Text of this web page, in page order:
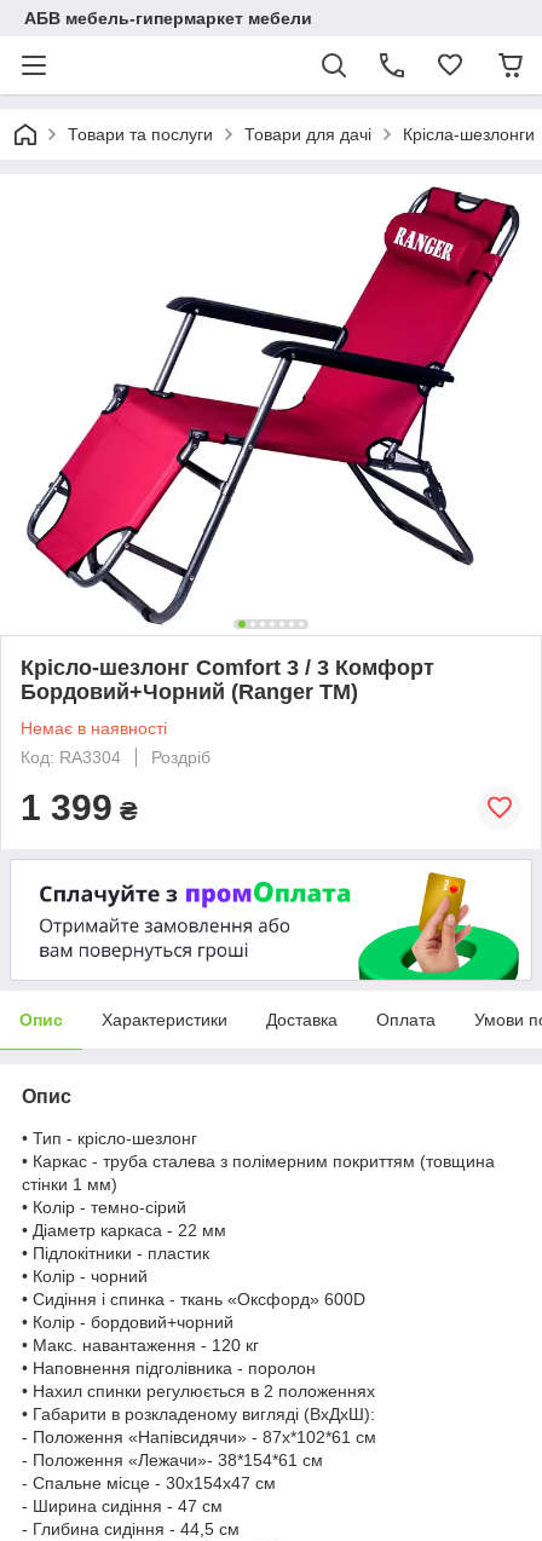
АБВ мебель-гипермаркет мебели
Товари та послуги Товари для дачі Крісла-шезлонги
Крісло-шезлонг Comfort 3 / 3 Комфорт
Бордовий+Чорний (Ranger TM)
Немає в наявності
Код: RA3304
Роздріб
1 399 ₴
Опис Характеристики Доставка Оплата Умови
Опис
• Тип - крісло-шезлонг
• Каркас - труба сталева з полімерним покриттям (товщина
стінки 1 мм)
• Колір - темно-сірий
• Діаметр каркаса - 22 мм
• Підлокітники - пластик
• Колір - чорний
• Сидіння і спинка - ткань «Оксфорд» 600D
• Колір - бордовий+чорний
• Макс. навантаження - 120 кг
• Наповнення підголівника - поролон
• Нахил спинки регулюється в 2 положеннях
• Габарити в розкладеному вигляді (ВхДхШ):
- Положення «Напівсидячи» - 87х*102*61 см
- Положення «Лежачи»- 38*154*61 см
- Спальне місце - 30х154х47 см
- Ширина сидіння - 47 см
- Глибина сидіння - 44,5 см